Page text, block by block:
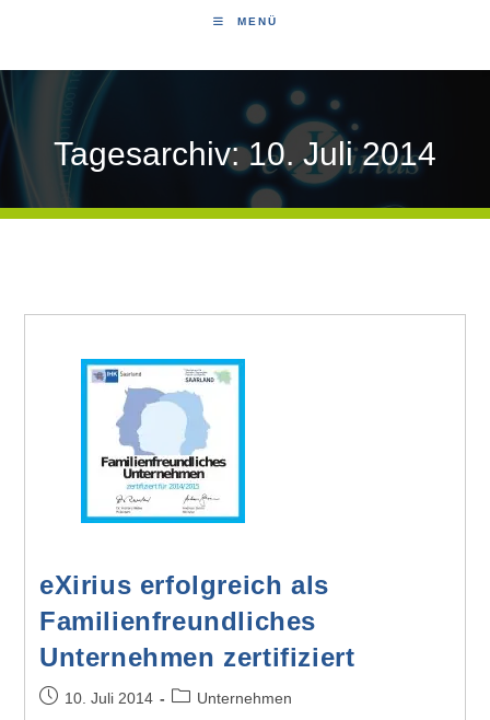
MENÜ
Tagesarchiv: 10. Juli 2014
eXirius erfolgreich als
Familienfreundliches
Unternehmen zertifiziert
10. Juli 2014 Unternehmen